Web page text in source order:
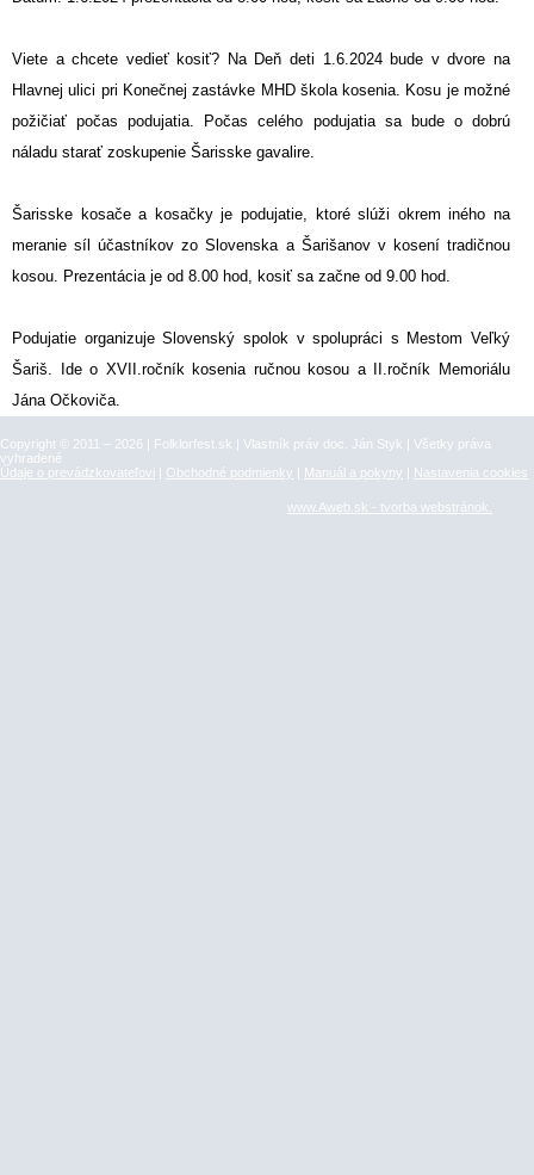
Viete a chcete vedieť kosiť? Na Deň deti 1.6.2024 bude v dvore na
Hlavnej ulici pri Konečnej zastávke MHD škola kosenia. Kosu je možné
požičiať počas podujatia. Počas celého podujatia sa bude o dobrú
náladu starať zoskupenie Šarisske gavalire.
Šarisske kosače a kosačky je podujatie, ktoré slúži okrem iného na
meranie síl účastníkov zo Slovenska a Šarišanov v kosení tradičnou
kosou. Prezentácia je od 8.00 hod, kosiť sa začne od 9.00 hod.
Podujatie organizuje Slovenský spolok v spolupráci s Mestom Veľký
Šariš. Ide o XVII.ročník kosenia ručnou kosou a II.ročník Memoriálu
Jána Očkoviča.
Copyright © 2011 – 2026 | Folklorfest.sk | Vlastník práv doc. Ján Styk | Všetky práva
vyhradené
Údaje o prevádzkovateľovi | Obchodné podmienky | Manuál a pokyny | Nastavenia cookies
www.Aweb.sk - tvorba webstránok.